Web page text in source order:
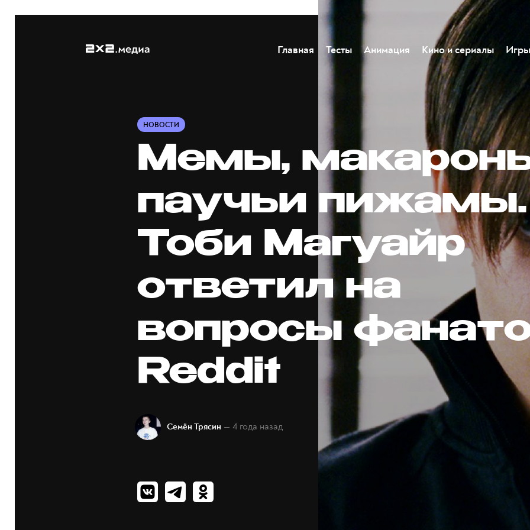
Главная Тесты Анимация Кино и сериалы Игры
НОВОСТИ
Мемы,
паучьи пижамы.
Тоби Магуайр
ответил на
вопросы
Reddit
Семён Трясин — 4 года назад